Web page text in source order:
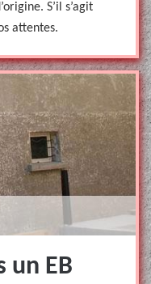
S’il s’agit
attentes.
un EB